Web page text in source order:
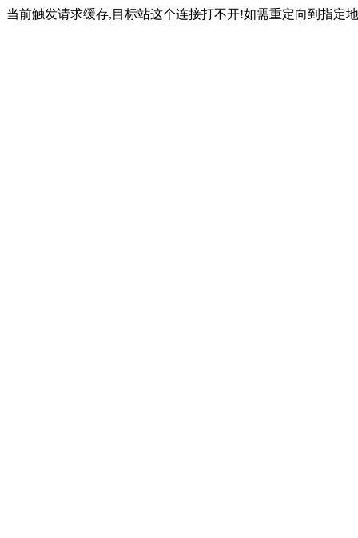
当前触发请求缓存,目标站这个连接打不开!如需重定向到指定